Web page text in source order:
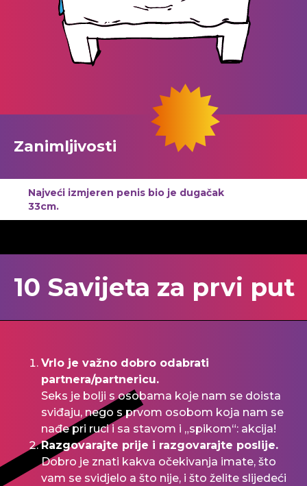
Zanimljivosti
Najveći izmjeren penis bio je dugačak
33cm.
10 Savijeta za prvi put
Vrlo je važno dobro odabrati
partnera/partnericu.
Seks je bolji s osobama koje nam se doista
sviđaju, nego s prvom osobom koja nam se
nađe pri ruci i sa stavom i „spikom“: akcija!
Razgovarajte prije i razgovarajte poslije.
Dobro je znati kakva očekivanja imate, što
vam se svidjelo a što nije, i što želite slijedeći